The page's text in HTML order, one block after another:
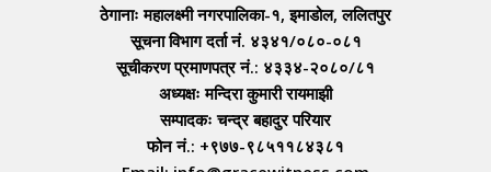
ठेगानाः महालक्ष्मी नगरपालिका-१, इमाडोल, ललितपुर
सूचना विभाग दर्ता नं. ४३४१/०८०-०८१
सूचीकरण प्रमाणपत्र नं.: ४३३४-२०८०/८१
अध्यक्षः मन्दिरा कुमारी रायमाझी
सम्पादकः चन्द्र बहादुर परियार
फोन नं.: +९७७-९८५११८४३८१